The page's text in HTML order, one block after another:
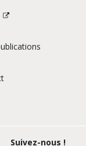
Suivez-nous !